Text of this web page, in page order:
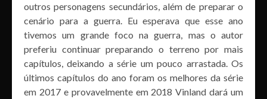
outros personagens secundários, além de preparar o
cenário para a guerra. Eu esperava que esse ano
tivemos um grande foco na guerra, mas o autor
preferiu continuar preparando o terreno por mais
capítulos, deixando a série um pouco arrastada. Os
últimos capítulos do ano foram os melhores da série
em 2017 e provavelmente em 2018 Vinland dará um